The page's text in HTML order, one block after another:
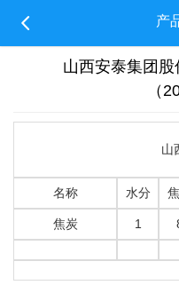
 产
山西安泰集团
（
山
名称 水分
焦炭 1